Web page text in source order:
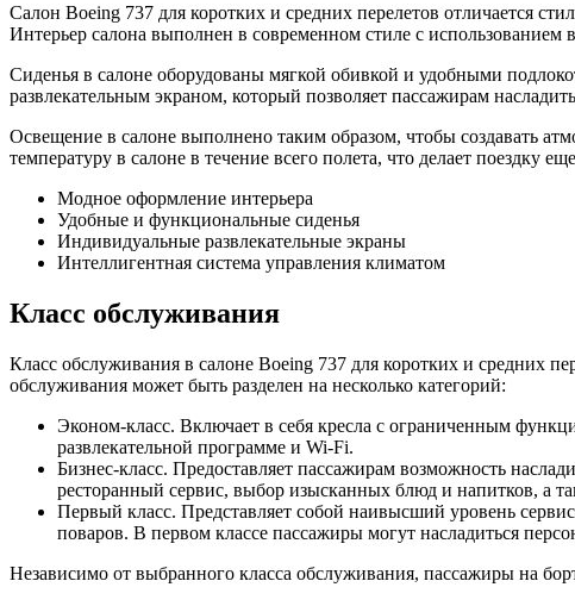
Салон Boeing 737 для коротких и средних перелетов отличается
Интерьер салона выполнен в современном стиле с
Сиденья в салоне оборудованы мягкой обивкой и удобными
развлекательным экраном, который позволяет пассажирам
Освещение в салоне выполнено таким образом, чтобы создавать
температуру в салоне в течение всего полета, что делает поездку
Модное оформление интерьера
Удобные и функциональные сиденья
Индивидуальные развлекательные экраны
Интеллигентная система управления климатом
Класс обслуживания
Класс обслуживания в салоне Boeing 737 для коротких и средних
обслуживания может быть разделен на несколько категорий:
Эконом-класс. Включает в себя кресла с ограниченным
развлекательной программе и Wi-Fi.
Бизнес-класс. Предоставляет пассажирам возможность
ресторанный сервис, выбор изысканных блюд и напитков, а
Первый класс. Представляет собой наивысший уровень
поваров. В первом классе пассажиры могут насладиться
Независимо от выбранного класса обслуживания, пассажиры на